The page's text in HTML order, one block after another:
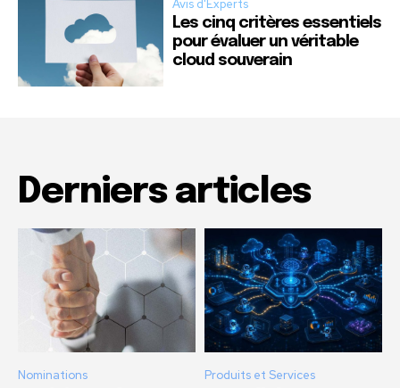
Avis d'Experts
Les cinq critères essentiels
pour évaluer un véritable
cloud souverain
Derniers articles
Nominations Produits et Services